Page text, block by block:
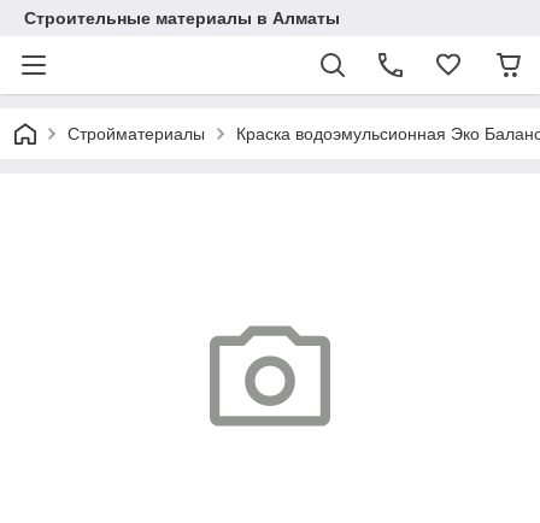
Строительные материалы в Алматы
Стройматериалы Краска водоэмульсионная Эко